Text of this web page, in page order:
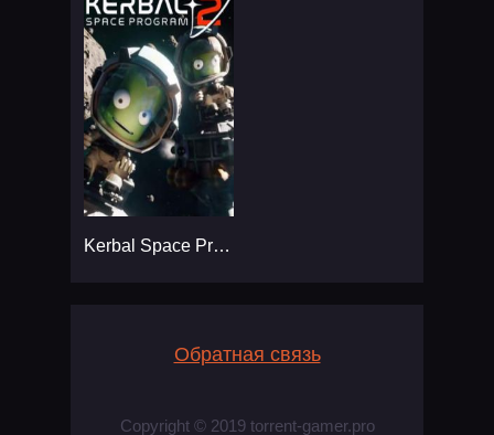
Kerbal Space Program 2
Обратная связь
Copyright © 2019 torrent-gamer.pro